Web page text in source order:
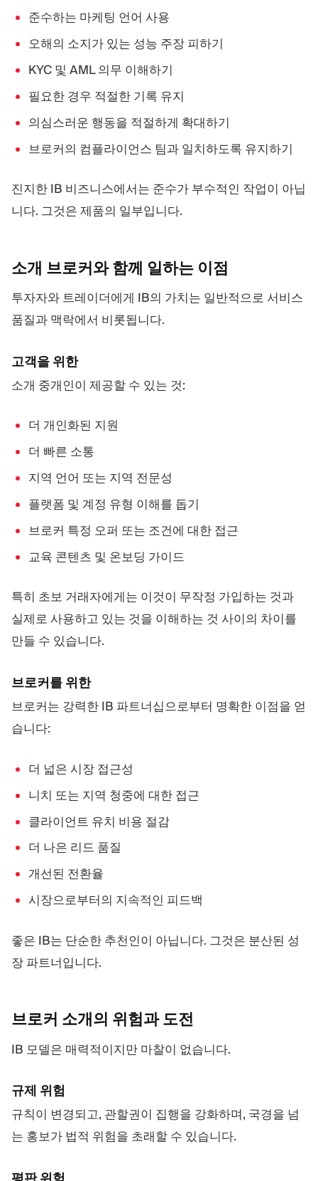
준수하는 마케팅 언어 사용
오해의 소지가 있는 성능 주장 피하기
KYC 및 AML 의무 이해하기
필요한 경우 적절한 기록 유지
의심스러운 행동을 적절하게 확대하기
브로커의 컴플라이언스 팀과 일치하도록 유지하기
진지한 IB 비즈니스에서는 준수가 부수적인 작업이 아닙
니다. 그것은 제품의 일부입니다.
소개 브로커와 함께 일하는 이점
투자자와 트레이더에게 IB의 가치는 일반적으로 서비스
품질과 맥락에서 비롯됩니다.
고객을 위한
소개 중개인이 제공할 수 있는 것:
더 개인화된 지원
더 빠른 소통
지역 언어 또는 지역 전문성
플랫폼 및 계정 유형 이해를 돕기
브로커 특정 오퍼 또는 조건에 대한 접근
교육 콘텐츠 및 온보딩 가이드
특히 초보 거래자에게는 이것이 무작정 가입하는 것과
실제로 사용하고 있는 것을 이해하는 것 사이의 차이를
만들 수 있습니다.
브로커를 위한
브로커는 강력한 IB 파트너십으로부터 명확한 이점을 얻
습니다:
더 넓은 시장 접근성
니치 또는 지역 청중에 대한 접근
클라이언트 유치 비용 절감
더 나은 리드 품질
개선된 전환율
시장으로부터의 지속적인 피드백
좋은 IB는 단순한 추천인이 아닙니다. 그것은 분산된 성
장 파트너입니다.
브로커 소개의 위험과도전
IB 모델은 매력적이지만 마찰이 없습니다.
규제 위험
규칙이 변경되고, 관할권이 집행을 강화하며, 국경을 넘
는 홍보가 법적 위험을 초래할 수 있습니다.
평판 위험